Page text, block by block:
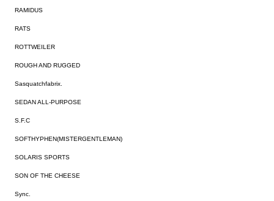
RAMIDUS
RATS
ROTTWEILER
ROUGH AND RUGGED
Sasquatchfabrix.
SEDAN ALL-PURPOSE
S.F.C
SOFTHYPHEN(MISTERGENTLEMAN)
SOLARIS SPORTS
SON OF THE CHEESE
Sync.